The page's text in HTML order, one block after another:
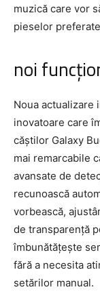
muzică care vor
pieselor
noi
Noua actualizare
inovatoare care
căștilor Galaxy
mai remarcabile
avansate de
recunoască
vorbească,
de transparență
îmbunătățește
fără a necesita
setărilor manual.